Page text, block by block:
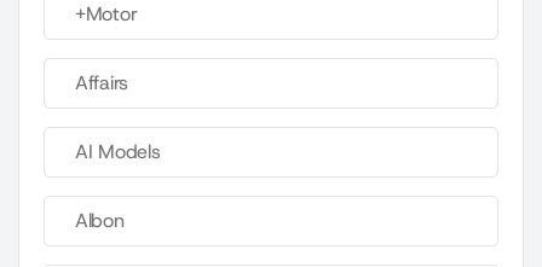
+Motor
Affairs
AI Models
Albon